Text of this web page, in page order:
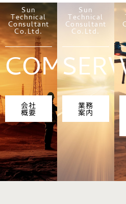
Sun
Technical
Consultant
Co.Ltd.
会社
概要
Sun
Technical
Consultant
Co.Ltd.
業務
案内